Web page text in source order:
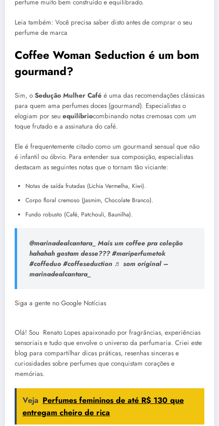
perfume muito bem construído e equilibrado.
Leia também: Você precisa saber disto antes de comprar o seu
perfume de marca
Coffee Woman Seduction é um bom
gourmand?
Sim, o Sedução Mulher Café é uma das recomendações clássicas
para quem ama perfumes doces (gourmand). Especialistas o
elogiam por seu equilíbriocombinando notas cremosas com um
toque frutado e a assinatura do café.
Ele é frequentemente citado como um gourmand sensual que não
é infantil ou óbvio. Para entender sua composição, especialistas
destacam as seguintes notas que o tornam tão viciante:
Notas de saída frutadas (Lichia Vermelha, Kiwi).
Corpo floral cremoso (Jasmim, Chocolate Branco).
Fundo robusto (Café, Patchouli, Baunilha).
@marinadealcantara_ Mais um coffee pra coleção
hahahah gostam desse??? #mariperfumetok
#coffeduo #coffeseduction ♬ som original –
marinadealcantara_
Siga a gente no Google Notícias
Olá! Sou Renato Lopes apaixonado por fragrâncias, experiências
sensoriais e tudo que envolve o universo da perfumaria. Criei este
blog para compartilhar dicas práticas, resenhas sinceras e
curiosidades sobre perfumes que conquistam corações e
memórias.
Veja Perfumes femininos de até R$ 130 que
entregam cheiro de rica